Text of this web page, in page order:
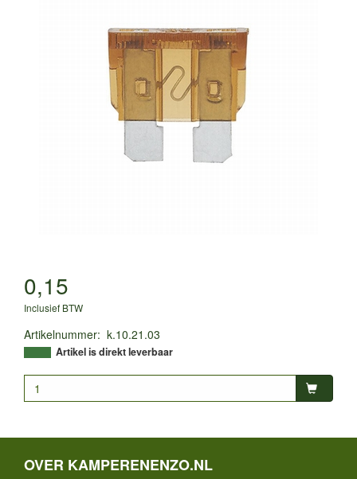
0,15
Inclusief BTW
Artikelnummer: k.10.21.03
Artikel is direkt leverbaar
OVER KAMPERENENZO.NL